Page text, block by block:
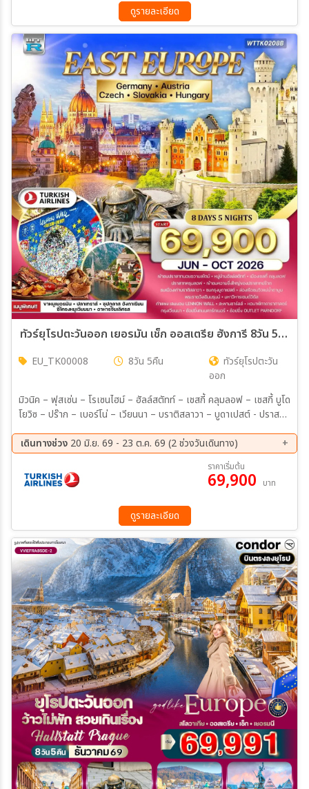
หมูอบสไตล์เวียนนา - ดินเนอร์ล่องเรือแม่น้ำดานูบ13 ก.พ. 70 - 20 ก.พ. 70
21 มี.ค 70 - 28 มี.ค 70
ดูรายละเอียด
ทัวร์ยุโรปตะวันออก เยอรมัน เช็ก ออสเตรีย ฮังการี 8วัน 5คืน (TK)
EU_TK00008 8วัน 5คืน
ทัวร์ยุโรปตะวัน
ออก
มิวนิค – ฟุสเซ่น – โรเซนไฮม์ – ฮัลล์สตัทท์ – เชสกี้ คลุมลอฟ – เชสกี้ บูโด
โยวิซ – ปร๊าก – เบอร์โน่ – เวียนนา – บราติสลาวา – บูดาเปสต์ - ปราสาท
มลอฟ – ปราสาทปร๊าก – มหาวิหารเซนต์วิตัส – กำแพงเลนนอน – สะ
พานชาร์ลส์ – จัตุรัสเมืองเก่า – หอนาฬิกาดาราศาสตร์ – พระราชวังเชินบ
รุนน์ – อนุสาวรีย์โยฮันสเตร้าส์ – โบสถ์เซนต์สตีเฟน – สวนสาธารณะสตัด
ปาร์ค – ประตูไมเคิล – รูปปั้นคนตกท่อคูมิล – รูปปั้นนโปเลียน – เมืองเก่า
อาคารรัฐสภาฮังการี – ป้อมฟิชเชอร์แมนบาสเตียน – คาสเซิ่ลฮิลล์ มื้อ
พิเศษ : ขาหมูเยอรมัน – ปลาเทราท์ฮัลล์สตัทท์ – ซี่โครงหมูเวียนนา – ซุปกู
ลาสฮังกาเรียน
เดินทางช่วง 20 มิ.ย. 69 - 23 ต.ค. 69 (2 ช่วงวันเดินทาง)
16 ต.ค. 69 - 23 ต.ค. 69
ราคาเริ่มต้น
69,900 บาท
ดูรายละเอียด